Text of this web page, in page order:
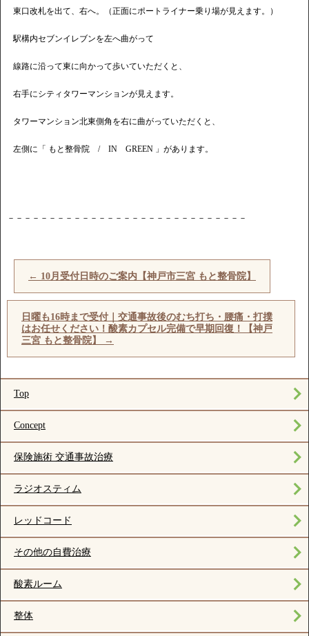
東口改札を出て、右へ。（正面にポートライナー乗り場が見えます。）
駅構内セブンイレブンを左へ曲がって
線路に沿って東に向かって歩いていただくと、
右手にシティタワーマンションが見えます。
タワーマンション北東側角を右に曲がっていただくと、
左側に「 もと整骨院 / IN GREEN 」があります。
－－－－－－－－－－－－－－－－－－－－－－－－－－－－－
← 10月受付日時のご案内【神戸市三宮 もと整骨院】
日曜も16時まで受付｜交通事故後のむち打ち・腰痛・打撲
はお任せください！酸素カプセル完備で早期回復！【神戸
三宮 もと整骨院】
→
Top
Concept
保険施術 交通事故治療
ラジオスティム
レッドコード
その他の自費治療
酸素ルーム
整体